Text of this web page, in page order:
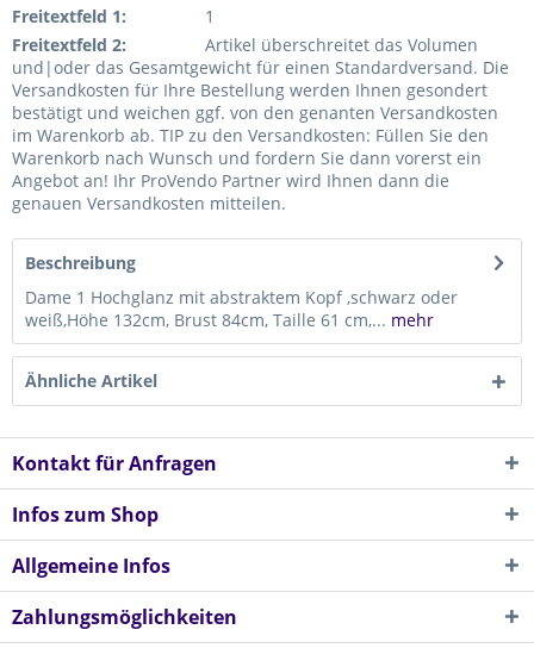
Freitextfeld 1:
1
Freitextfeld 2:
Artikel überschreitet das Volumen
und|oder das Gesamtgewicht für einen Standardversand. Die
Versandkosten für Ihre Bestellung werden Ihnen gesondert
bestätigt und weichen ggf. von den genanten Versandkosten
im Warenkorb ab. TIP zu den Versandkosten: Füllen Sie den
Warenkorb nach Wunsch und fordern Sie dann vorerst ein
Angebot an! Ihr ProVendo Partner wird Ihnen dann die
genauen Versandkosten mitteilen.
Beschreibung
Dame 1 Hochglanz mit abstraktem Kopf ,schwarz oder
weiß,Höhe 132cm, Brust 84cm, Taille 61 cm,... mehr
Ähnliche Artikel
Kontakt für Anfragen
Infos zum Shop
Allgemeine Infos
Zahlungsmöglichkeiten